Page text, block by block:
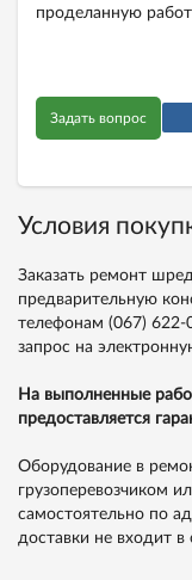
проделанную
Задать вопрос
Условия
Заказать ремонт
предварительную
телефонам (067) 622-
запрос на
На выполненные
предоставляется
Оборудование в
грузоперевозчиком
самостоятельно по
доставки не входит